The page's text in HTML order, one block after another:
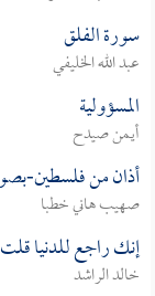
سورة الفلق
عبد الله الخليفي
المسؤولية
أيمن صيدح
أذان من فلسطين-
صهيب هاني خطبا
إنك راجع للدنيا
خالد الراشد